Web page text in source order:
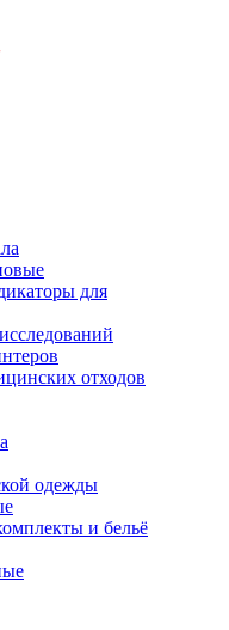
для
отходов
одежды
и бельё